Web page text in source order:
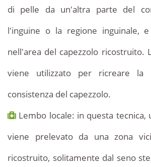
di pelle da un'altra parte del
l'inguine o la regione inguinale,
nell'area del capezzolo ricostruito.
viene utilizzato per ricreare la
consistenza del capezzolo.
Lembo locale: in questa tecnica,
viene prelevato da una zona
ricostruito, solitamente dal seno